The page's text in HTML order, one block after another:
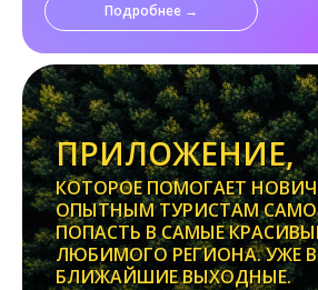
Подробнее →
ПРИЛОЖЕНИЕ,
КОТОРОЕ ПОМОГАЕТ
ОПЫТНЫМ ТУРИСТАМ
ПОПАСТЬ В САМЫЕ
ЛЮБИМОГО РЕГИОНА. УЖЕ В
БЛИЖАЙШИЕ ВЫХОДНЫЕ.